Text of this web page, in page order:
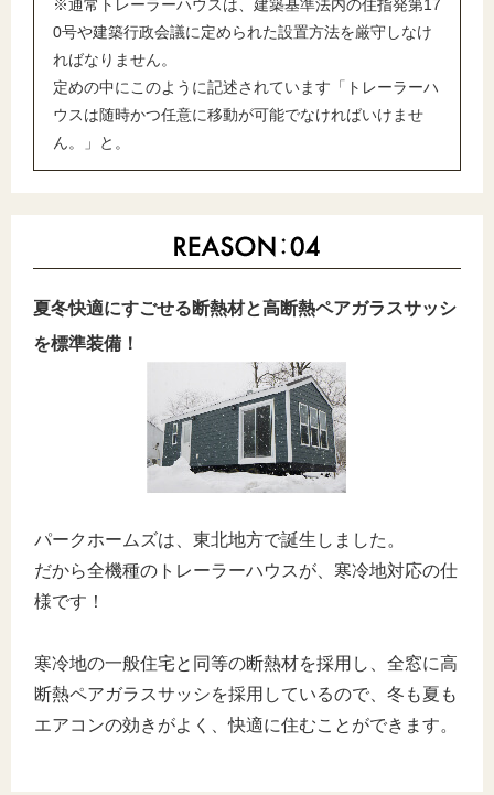
※通常トレーラーハウスは、建築基準法内の住指発第17
0号や建築行政会議に定められた設置方法を厳守しなけ
ればなりません。
定めの中にこのように記述されています「トレーラーハ
ウスは随時かつ任意に移動が可能でなければいけませ
ん。」と。
夏冬快適にすごせる断熱材と高断熱ペアガラスサッシ
を標準装備！
パークホームズは、東北地方で誕生しました。
だから全機種のトレーラーハウスが、寒冷地対応の仕
様です！
寒冷地の一般住宅と同等の断熱材を採用し、全窓に高
断熱ペアガラスサッシを採用しているので、冬も夏も
エアコンの効きがよく、快適に住むことができます。